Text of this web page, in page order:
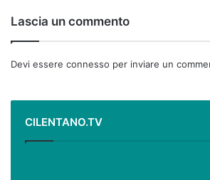
Lascia un commento
Devi essere connesso per inviare un
CILENTANO.TV